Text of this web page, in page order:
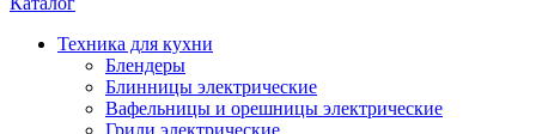
Техника для кухни
Блендеры
Блинницы электрические
Вафельницы и орешницы электрические
Грили электрические